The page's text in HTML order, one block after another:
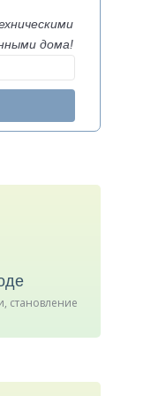
дома!
становление